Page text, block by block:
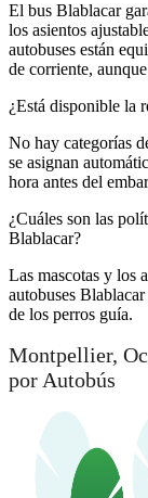
El bus Blablacar
los asientos
autobuses están
de corriente,
¿Está disponible la
No hay categorías
se asignan
hora antes del
¿Cuáles son las
Blablacar?
Las mascotas y los
autobuses
de los perros guía.
Montpellier,
por Autobús